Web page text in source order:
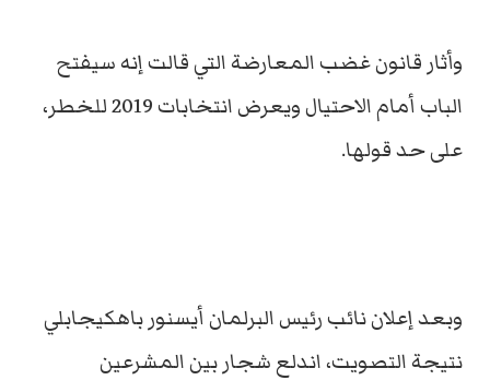
وأثار قانون غضب المعارضة التي قالت إنه سيفتح
الباب أمام الاحتيال ويعرض انتخابات 2019 للخطر،
على حد قولها.
وبعد إعلان نائب رئيس البرلمان أيسنور باهكيجابلي
نتيجة التصويت، اندلع شجار بين المشرعين